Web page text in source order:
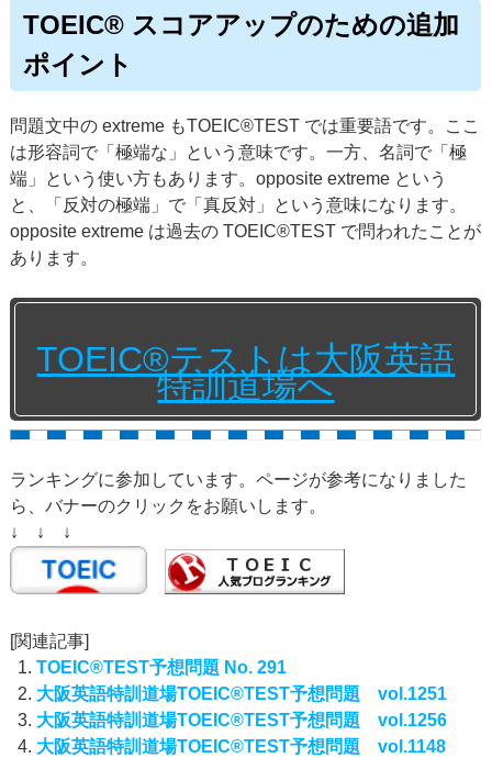
TOEIC® スコアアップのための追加
ポイント
問題文中の extreme もTOEIC®TEST では重要語です。ここ
は形容詞で「極端な」という意味です。一方、名詞で「極
端」という使い方もあります。opposite extreme という
と、「反対の極端」で「真反対」という意味になります。
opposite extreme は過去の TOEIC®TEST で問われたことが
あります。
TOEIC®テストは大阪英語
特訓道場へ
ランキングに参加しています。ページが参考になりました
ら、バナーのクリックをお願いします。
↓ ↓ ↓
[関連記事]
TOEIC®TEST予想問題 No. 291
大阪英語特訓道場TOEIC®TEST予想問題 vol.1251
大阪英語特訓道場TOEIC®TEST予想問題 vol.1256
大阪英語特訓道場TOEIC®TEST予想問題 vol.1148